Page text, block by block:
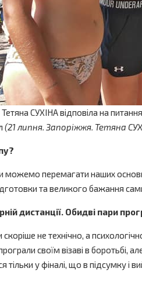
СУХІНА відповіла на
(21 липня. Запоріжжя. Тетяна
перемагати наших
та великого бажання
дистанції. Обидві пари
не технічно, а
своїм візаві в боротьбі,
тільки у фіналі, що в підсумку і